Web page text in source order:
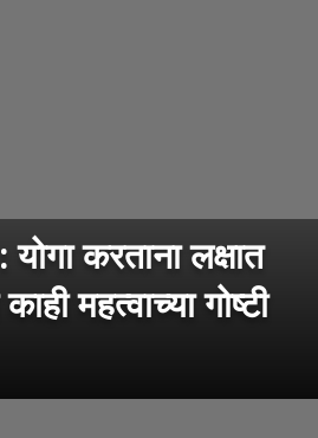
करताना लक्षात
महत्वाच्या गोष्टी